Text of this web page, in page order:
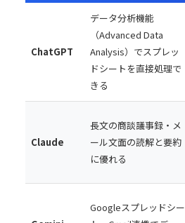
ChatGPT
データ分析機能
（Advanced Data
Analysis）でスプレッ
ドシートを直接処理で
きる
Claude
長文の商談議事録・メ
ール文面の読解と要約
に優れる
Googleスプレッドシー